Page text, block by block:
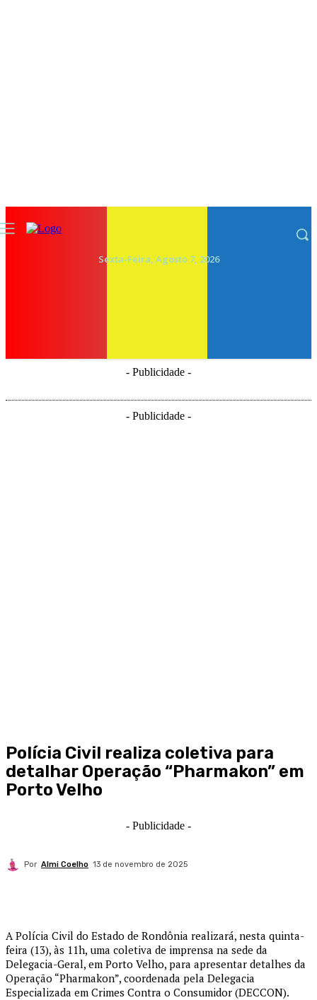
Sexta-Feira, Agosto 7, 2026
- Publicidade -
- Publicidade -
Polícia Civil realiza coletiva para
detalhar Operação “Pharmakon” em
Porto Velho
- Publicidade -
Por Almi Coelho 13 de novembro de 2025
A Polícia Civil do Estado de Rondônia realizará, nesta quinta-
feira (13), às 11h, uma coletiva de imprensa na sede da
Delegacia-Geral, em Porto Velho, para apresentar detalhes da
Operação “Pharmakon”, coordenada pela Delegacia
Especializada em Crimes Contra o Consumidor (DECCON).